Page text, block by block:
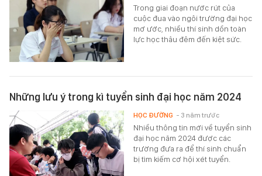
Trong giai đoạn nước rút của
cuộc đua vào ngôi trường đại học
mơ ước, nhiều thí sinh dồn toàn
lực học thâu đêm đến kiệt sức.
Những lưu ý trong kì tuyển sinh đại học năm 2024
Nhiều thông tin mới về tuyển sinh
đại học năm 2024 được các
trường đưa ra để thí sinh chuẩn
bị tìm kiếm cơ hội xét tuyển.
HỌC ĐƯỜNG - 3 năm trước